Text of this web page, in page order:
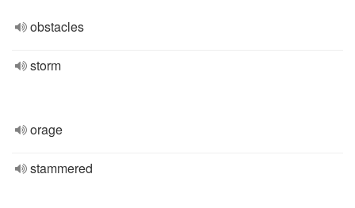
obstacles
storm
orage
stammered